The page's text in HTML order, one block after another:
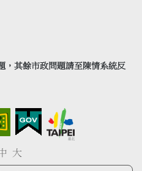
，其餘市政問題請至陳情系統反
大